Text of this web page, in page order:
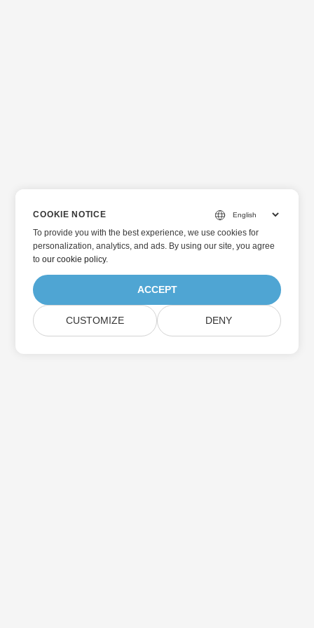
COOKIE NOTICE
To provide you with the best experience, we use cookies for
personalization, analytics, and ads. By using our site, you agree
toour cookie policy.
ACCEPT
CUSTOMIZE DENY